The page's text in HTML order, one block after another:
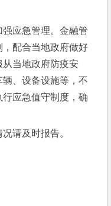
应急管理。金融管
配合当地政府做好
当地政府防疫安
、设备设施等，不
应急值守制度，确
请及时报告。